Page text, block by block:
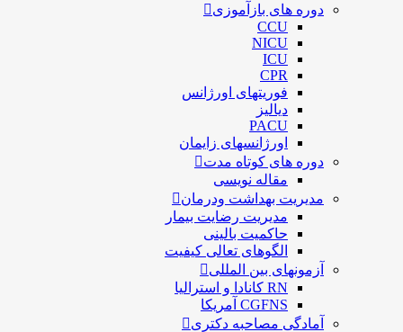
دوره های بازآموزی
CCU
NICU
ICU
CPR
فوریتهای اورژانس
دیالیز
PACU
اورژانسهای زایمان
دوره های کوتاه مدت
مقاله نویسی
مدیریت بهداشت ودرمان
مديريت رضايت بيمار
حاكميت بالينی
الگوهای تعالی کيفيت
آزمونهای بین المللی
RN کانادا و استرالیا
CGFNS آمریکا
آمادگی مصاحبه دکتری